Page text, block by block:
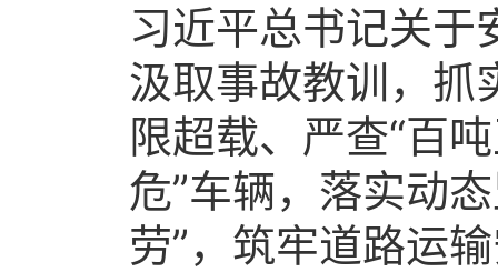
习近平总书记关于
汲取事故教训，抓
限超载、严查“百
危”车辆，落实动
劳”，筑牢道路运